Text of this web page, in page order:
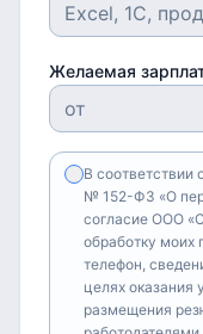
Желаемая
В соответствии
№ 152-ФЗ «О
согласие ООО
обработку моих
телефон,
целях оказания
размещения